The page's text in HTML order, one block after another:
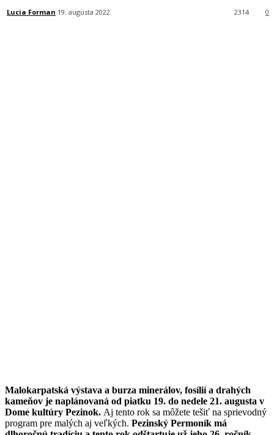
Lucia Forman 19. augusta 2022 0
2314
Malokarpatská výstava a burza minerálov, fosílií a drahých
kameňov je naplánovaná od piatku 19. do nedele 21. augusta v
Dome kultúry Pezinok. Aj tento rok sa môžete tešiť na sprievodný
program pre malých aj veľkých. Pezinský Permoník má